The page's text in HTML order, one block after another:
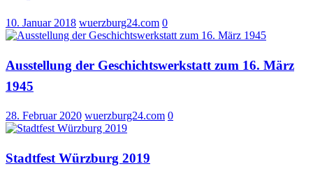
10. Januar 2018 wuerzburg24.com 0
Ausstellung der Geschichtswerkstatt zum 16. März
1945
28. Februar 2020 wuerzburg24.com 0
Stadtfest Würzburg 2019